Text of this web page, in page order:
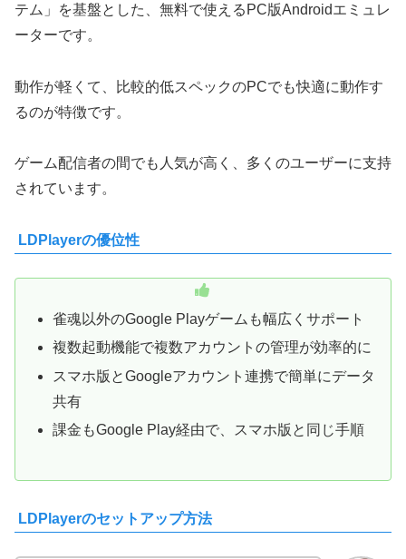
テム」を基盤とした、無料で使えるPC版Androidエミュレ
ーターです。
動作が軽くて、比較的低スペックのPCでも快適に動作す
るのが特徴です。
ゲーム配信者の間でも人気が高く、多くのユーザーに支持
されています。
LDPlayerの優位性
雀魂以外のGoogle Playゲームも幅広くサポート
複数起動機能で複数アカウントの管理が効率的に
スマホ版とGoogleアカウント連携で簡単にデータ
共有
課金もGoogle Play経由で、スマホ版と同じ手順
LDPlayerのセットアップ方法